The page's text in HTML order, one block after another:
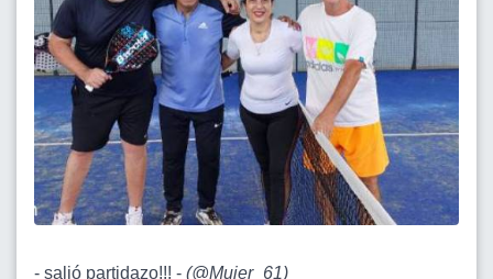
- salió partidazo!!! - (@Mujer_61)